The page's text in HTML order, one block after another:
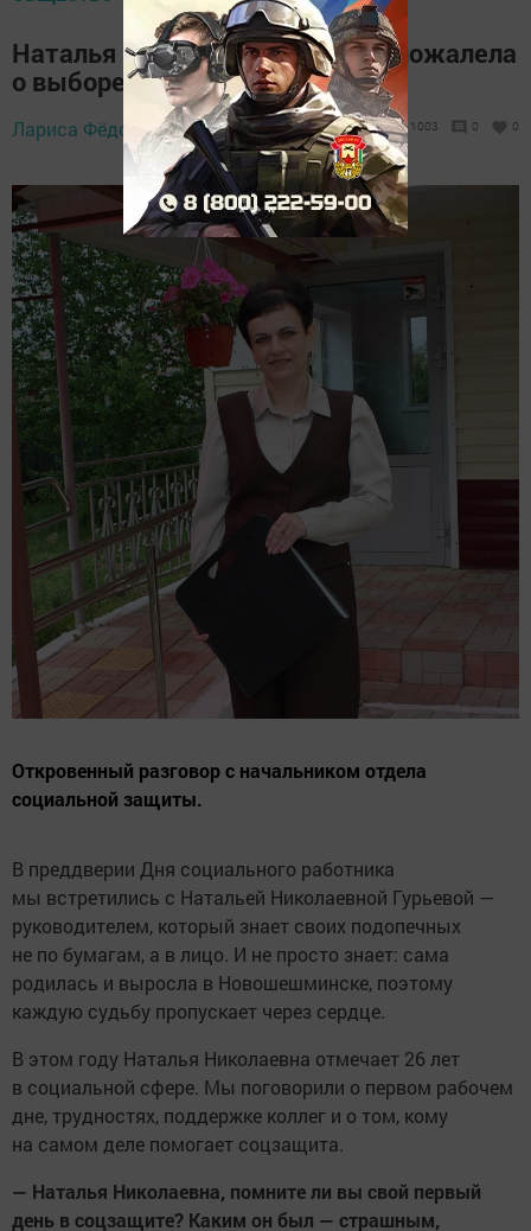
Наталья Гурьева: «Я ни разу не пожалела
о выборе профессии»
Лариса Фёдорова, 5 июня 2026 - 08:42 1003 0 0
Откровенный разговор с начальником отдела
социальной защиты.
В преддверии Дня социального работника
мы встретились с Натальей Николаевной Гурьевой —
руководителем, который знает своих подопечных
не по бумагам, а в лицо. И не просто знает: сама
родилась и выросла в Новошешминске, поэтому
каждую судьбу пропускает через сердце.
В этом году Наталья Николаевна отмечает 26 лет
в социальной сфере. Мы поговорили о первом рабочем
дне, трудностях, поддержке коллег и о том, кому
на самом деле помогает соцзащита.
— Наталья Николаевна, помните ли вы свой первый
день в соцзащите? Каким он был — страшным,